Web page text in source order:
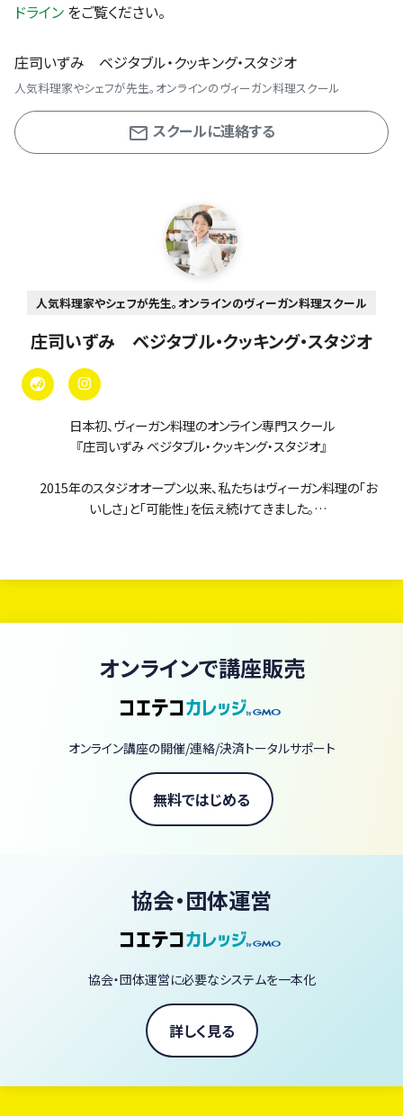
ドライン をご覧ください。
庄司いずみ ベジタブル・クッキング・スタジオ
人気料理家やシェフが先生。オンラインのヴィーガン料理スクール
スクールに連絡する
人気料理家やシェフが先生。オンラインのヴィーガン料理スクール
庄司いずみ ベジタブル・クッキング・スタジオ
日本初、ヴィーガン料理のオンライン専門スクール
『庄司いずみ ベジタブル・クッキング・スタジオ』
2015年のスタジオオープン以来、私たちはヴィーガン料理の「お
いしさ」と「可能性」を伝え続けてきました。
るレシピと技術が、ここにすべて揃っています。
【当スクールの3つの強み】
に。一生モノのスキルが手に入ります。
一流の講師陣： 著書70冊以上の庄司いずみをはじめ、ヴィーガン界
の第一線で活躍するシェフやパティシエなど60名以上が直接指導。
スタジオクオリティの体験： ライブ配信の臨場感で、自宅にいながら
ヴィーガン料理家 庄司いずみ
オンラインで講座販売
オンライン講座の開催/連絡/決済トータルサポート
無料ではじめる
協会・団体運営
協会・団体運営に必要なシステムを一本化
詳しく見る